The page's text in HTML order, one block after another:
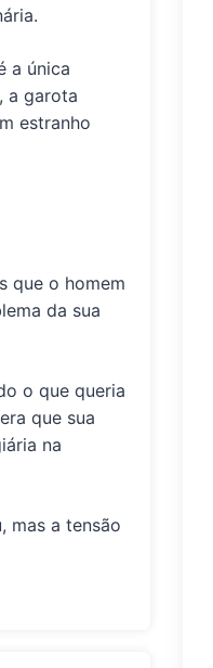
a única
a garota
estranho
que o homem
da sua
o que queria
que sua
na
mas a tensão